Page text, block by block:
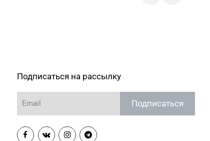
Подписаться на рассылку
Подписаться